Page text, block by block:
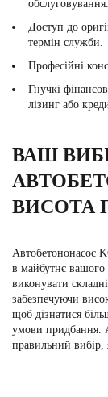
обслуговування.
Доступ до
термін служби.
Професійні
Гнучкі
лізинг або
ВАШ
ВИСОТА
Автобетононасос
в майбутнє вашого
виконувати
забезпечуючи
щоб дізнатися
умови придбання.
правильний вибір,